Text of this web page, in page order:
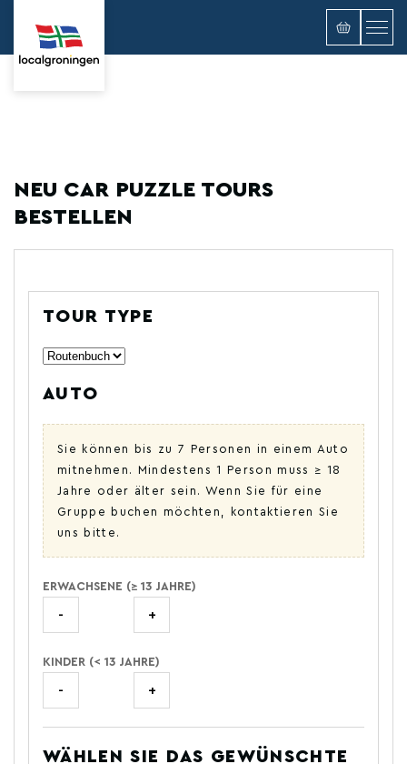
NEU CAR PUZZLE TOURS
BESTELLEN
TOUR TYPE
AUTO
Sie können bis zu 7 Personen in einem Auto
mitnehmen. Mindestens 1 Person muss ≥ 18
Jahre oder älter sein. Wenn Sie für eine
Gruppe buchen möchten, kontaktieren Sie
uns bitte.
ERWACHSENE (≥ 13 JAHRE)
- +
KINDER (< 13 JAHRE)
- +
WÄHLEN SIE DAS GEWÜNSCHTE